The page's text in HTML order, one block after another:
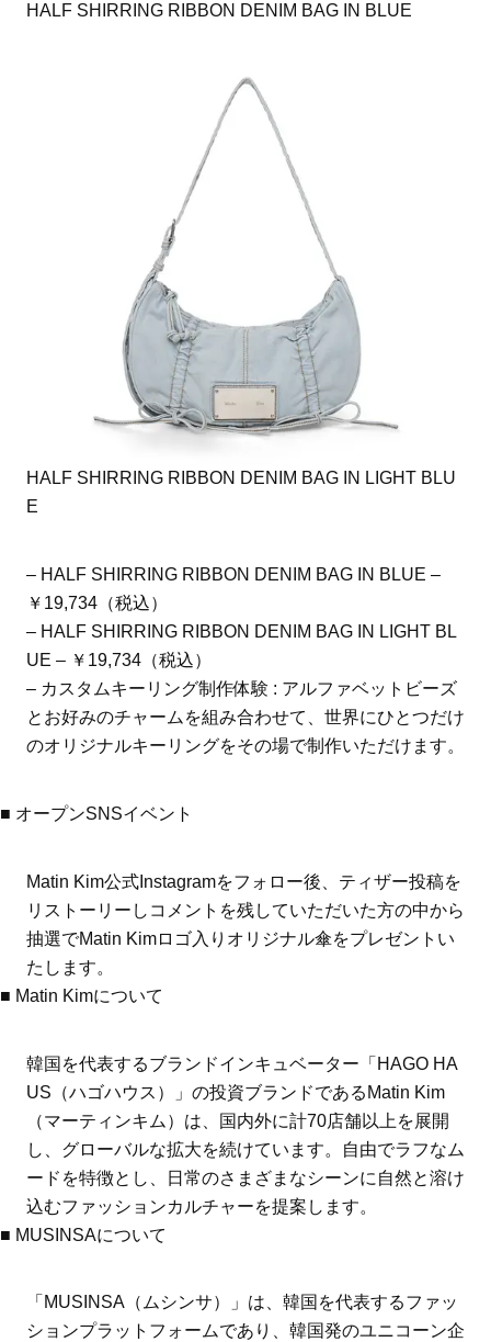
HALF SHIRRING RIBBON DENIM BAG IN BLUE
HALF SHIRRING RIBBON DENIM BAG IN LIGHT BLU
E
– HALF SHIRRING RIBBON DENIM BAG IN BLUE –
￥19,734（税込）
– HALF SHIRRING RIBBON DENIM BAG IN LIGHT BL
UE – ￥19,734（税込）
– カスタムキーリング制作体験 : アルファベットビーズ
とお好みのチャームを組み合わせて、世界にひとつだけ
のオリジナルキーリングをその場で制作いただけます。
■ オープンSNSイベント
Matin Kim公式Instagramをフォロー後、ティザー投稿を
リストーリーしコメントを残していただいた方の中から
抽選でMatin Kimロゴ入りオリジナル傘をプレゼントい
たします。
■ Matin Kimについて
韓国を代表するブランドインキュベーター「HAGO HA
US（ハゴハウス）」の投資ブランドであるMatin Kim
（マーティンキム）は、国内外に計70店舗以上を展開
し、グローバルな拡大を続けています。自由でラフなム
ードを特徴とし、日常のさまざまなシーンに自然と溶け
込むファッションカルチャーを提案します。
■ MUSINSAについて
「MUSINSA（ムシンサ）」は、韓国を代表するファッ
ションプラットフォームであり、韓国発のユニコーン企